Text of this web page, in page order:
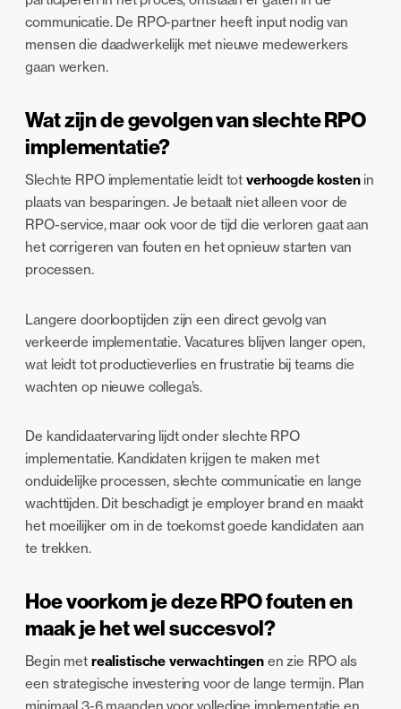
communicatie. De RPO-partner heeft input nodig van
mensen die daadwerkelijk met nieuwe medewerkers
gaan werken.
Wat zijn de gevolgen van slechte RPO
implementatie?
Slechte RPO implementatie leidt tot verhoogde kostenin
plaats van besparingen. Je betaalt niet alleen voor de
RPO-service, maar ook voor de tijd die verloren gaat aan
het corrigeren van fouten en het opnieuw starten van
processen.
Langere doorlooptijden zijn een direct gevolg van
verkeerde implementatie. Vacatures blijven langer open,
wat leidt tot productieverlies en frustratie bij teams die
wachten op nieuwe collega’s.
De kandidaatervaring lijdt onder slechte RPO
implementatie. Kandidaten krijgen te maken met
onduidelijke processen, slechte communicatie en lange
wachttijden. Dit beschadigt je employer brand en maakt
het moeilijker om in de toekomst goede kandidaten aan
te trekken.
Hoe voorkom je deze RPO fouten en
maak je het wel succesvol?
Begin met realistische verwachtingenen zie RPO als
een strategische investering voor de lange termijn. Plan